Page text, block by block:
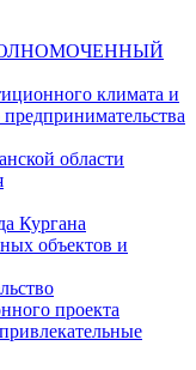
климата и
области
Кургана
объектов и
проекта